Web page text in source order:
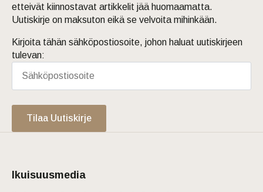
etteivät kiinnostavat artikkelit jää huomaamatta.
Uutiskirje on maksuton eikä se velvoita mihinkään.
Kirjoita tähän sähköpostiosoite, johon haluat uutiskirjeen
tulevan:
Tilaa Uutiskirje
Ikuisuusmedia